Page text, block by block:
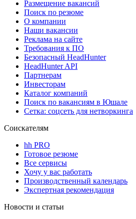
Размещение вакансий
Поиск по резюме
О компании
Наши вакансии
Реклама на сайте
Требования к ПО
Безопасный HeadHunter
HeadHunter API
Партнерам
Инвесторам
Каталог компаний
Поиск по вакансиям в Юшале
Сетка: соцсеть для нетворкинга
Соискателям
hh PRO
Готовое резюме
Все сервисы
Хочу у вас работать
Производственный календарь
Экспертная рекомендация
Новости и статьи